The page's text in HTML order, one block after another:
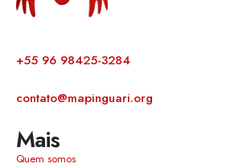
+55 96 98425-3284
contato@mapinguari.org
Mais
Quem somos